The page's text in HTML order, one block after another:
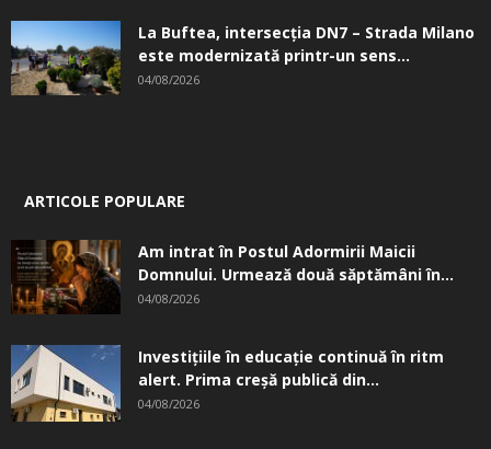
La Buftea, intersecţia DN7 – Strada Milano
este modernizată printr-un sens...
04/08/2026
ARTICOLE POPULARE
Am intrat în Postul Adormirii Maicii
Domnului. Urmează două săptămâni în...
04/08/2026
Investițiile în educație continuă în ritm
alert. Prima creşă publică din...
04/08/2026